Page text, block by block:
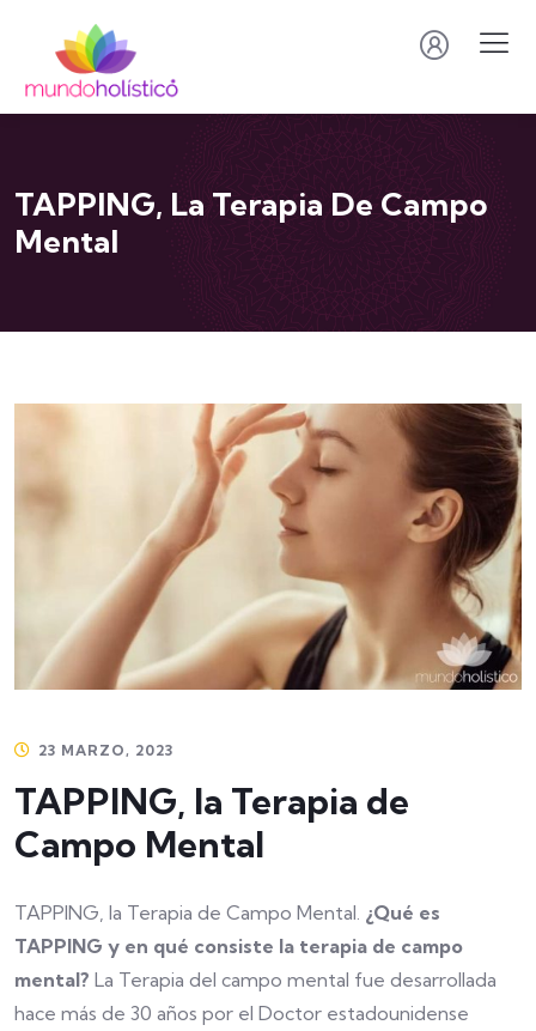
TAPPING, La Terapia De Campo
Mental
23 MARZO, 2023
TAPPING, la Terapia de
Campo Mental
TAPPING, la Terapia de Campo Mental. ¿Qué es
TAPPING y en qué consiste la terapia de campo
mental? La Terapia del campo mental fue desarrollada
hace más de 30 años por el Doctor estadounidense